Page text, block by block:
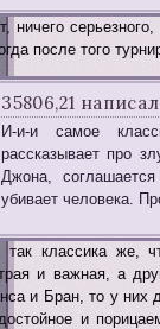
ничего
после того
35806,21
И-и-и самое
рассказывает про
Джона,
убивает человека.
так классика же,
и важная, а
и Бран, то у них
и